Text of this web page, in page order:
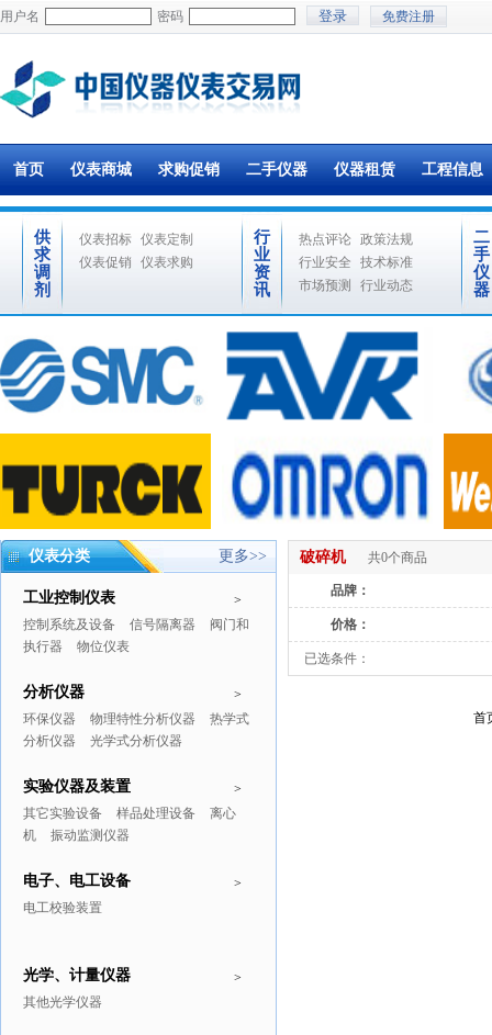
用户名 密码 免费注册
首页 仪表商城 求购促销 二手仪器 仪器租赁 工程信息
供
求
调
剂
仪表招标 仪表定制
仪表促销
仪表求购
行
业
资
讯
热点评论 政策法规
行业安全
技术标准
市场预测
行业动态
二
手
仪
器
仪表分类 更多>>
>
工业控制仪表
控制系统及设备 信号隔离器
阀门和
执行器
物位仪表
>
分析仪器
环保仪器 物理特性分析仪器
热学式
分析仪器
光学式分析仪器
>
实验仪器及装置
其它实验设备 样品处理设备
离心
机
振动监测仪器
>
电子、电工设备
电工校验装置
>
光学、计量仪器
其他光学仪器
破碎机 共0个商品
品牌：
价格：
已选条件：
首